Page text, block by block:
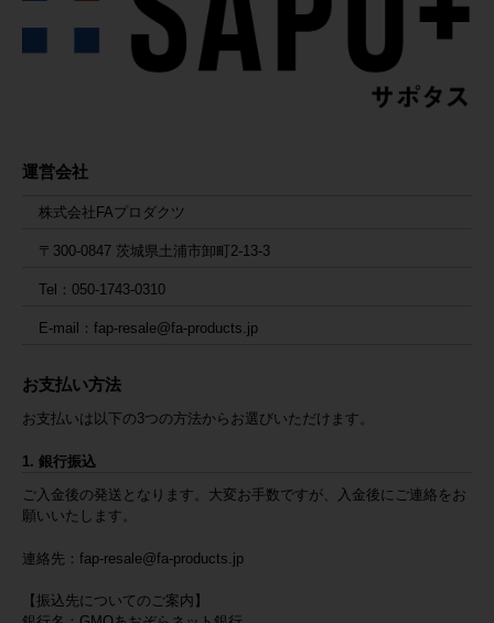
運営会社
株式会社FAプロダクツ
〒300-0847 茨城県土浦市卸町2-13-3
Tel：050-1743-0310
E-mail：fap-resale@fa-products.jp
お支払い方法
お支払いは以下の3つの方法からお選びいただけます。
1. 銀行振込
ご入金後の発送となります。大変お手数ですが、入金後にご連絡をお
願いいたします。
連絡先： fap-resale@fa-products.jp
【振込先についてのご案内】